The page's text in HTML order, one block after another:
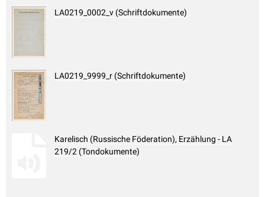
LA0219_0002_v (Schriftdokumente)
LA0219_9999_r (Schriftdokumente)
Karelisch (Russische Föderation), Erzählung - LA
219/2 (Tondokumente)